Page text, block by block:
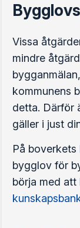
Vissa
mindre
kommunens
detta. Därför
gäller i just
På boverkets
bygglov för
börja med att